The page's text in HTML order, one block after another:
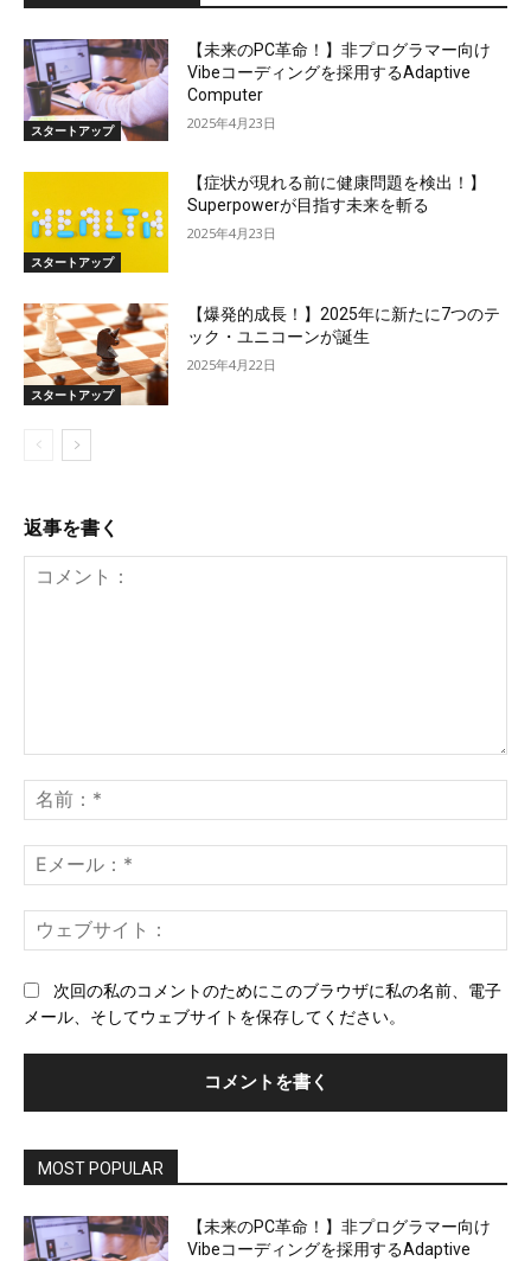
スタートアップ
【未来のPC革命！】非プログラマー向け
Vibeコーディングを採用するAdaptive
Computer
2025年4月23日
スタートアップ
【症状が現れる前に健康問題を検出！】
Superpowerが目指す未来を斬る
2025年4月23日
スタートアップ
【爆発的成長！】2025年に新たに7つのテ
ック・ユニコーンが誕生
2025年4月22日
返事を書く
ン
ト：
前
*
メ
ー
*ェ
次回の私のコメントのためにこのブラウザに私の名前、電子
メール、そしてウェブサイトを保存してください。
MOST POPULAR
【未来のPC革命！】非プログラマー向け
Vibeコーディングを採用するAdaptive